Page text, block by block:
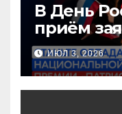
В День
приём
ИЮЛ 3, 2026